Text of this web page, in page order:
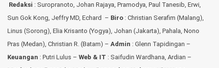
Redaksi : Suropranoto, Johan Rajaya, Pramodya, Paul Tanesib, Erwi,
Sun Gok Kong, Jeffry MD, Echard – Biro : Christian Serafim (Malang),
Linus (Sorong), Elia Krisanto (Yogya), Johan (Jakarta), Pahala, Nono
Pras (Medan), Christian R. (Batam) – Admin : Glenn Tapidingan –
Keuangan : Putri Lulus – Web & IT : Saifudin Wardhana, Ardian –